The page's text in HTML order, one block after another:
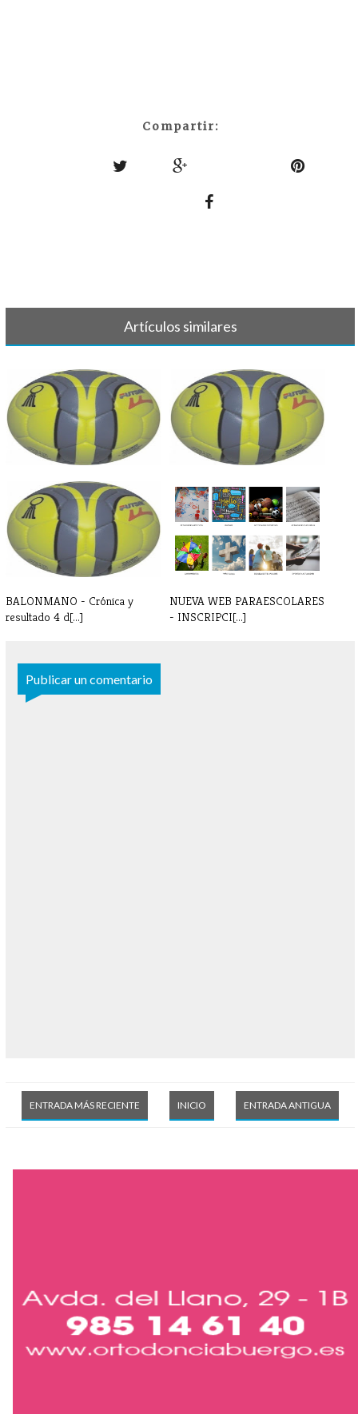
Compartir:
Artículos similares
BALONMANO - Partido y
horario 22 de[...]
BALONMANO - Partido sábado
15/2
BALONMANO - Crónica y
resultado 4 d[...]
NUEVA WEB PARAESCOLARES
- INSCRIPCI[...]
Publicar un comentario
ENTRADA MÁS RECIENTE ENTRADA ANTIGUA
INICIO